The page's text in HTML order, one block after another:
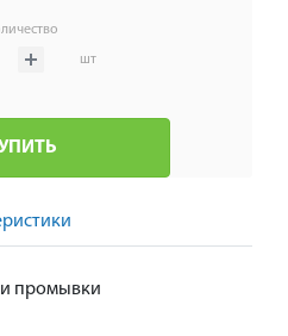
шт
и промывки